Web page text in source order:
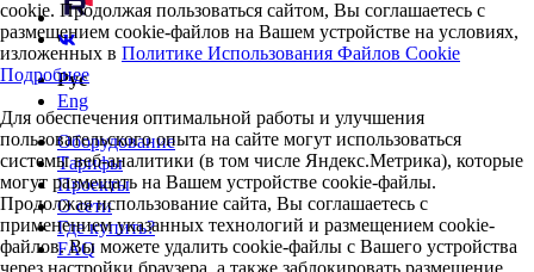
Рус
Eng
Оборудование
Тарифы
Проекты
О сети
Где купить?
FAQ
cookie. Продолжая пользоваться сайтом, Вы соглашаетесь с
размещением cookie-файлов на Вашем устройстве на условиях,
изложенных в Политике Использования Файлов Cookie
Подробнее
Для обеспечения оптимальной работы и улучшения
пользовательского опыта на сайте могут использоваться
системы веб-аналитики (в том числе Яндекс.Метрика), которые
могут размещать на Вашем устройстве cookie-файлы.
Продолжая использование сайта, Вы соглашаетесь с
применением указанных технологий и размещением cookie-
файлов. Вы можете удалить cookie-файлы с Вашего устройства
через настройки браузера, а также заблокировать размещение